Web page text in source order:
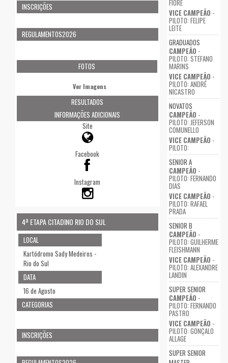
INSCRIÇÕES
REGULAMENTOS2026
FOTOS
Ver Imagens
RESULTADOS
INFORMAÇÕES ADICIONAIS
Site
Facebook
Instagram
4ª ETAPA CITADINO RIO DO SUL
LOCAL
Kartódromo Sady Medeiros -
Rio do Sul
DATA
16 de Agosto
CATEGORIAS
INSCRIÇÕES
FIORE
VICE CAMPEÃO -
PILOTO: FELIPE
LEITE
GRADUADOS
CAMPEÃO -
PILOTO: STEFANO
MARINS
VICE CAMPEÃO -
PILOTO: ANDRÉ
NICASTRO
NOVATOS
CAMPEÃO -
PILOTO: JEFERSON
COMUNELLO
VICE CAMPEÃO -
PILOTO:
SENIOR A
CAMPEÃO -
PILOTO: FERNANDO
DIAS
VICE CAMPEÃO -
PILOTO: RAFAEL
PRADA
SENIOR B
CAMPEÃO -
PILOTO: GUILHERME
FLEISHMANN
VICE CAMPEÃO -
PILOTO: ALEXANDRE
LANDIN
SUPER SENIOR
CAMPEÃO -
PILOTO: FERNANDO
PASTRO
VICE CAMPEÃO -
PILOTO: GONÇALO
ALLAGE
SUPER SENIOR